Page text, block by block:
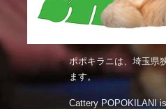
ポポキラニは、埼玉県
ます。
Cattery POPOKILANI